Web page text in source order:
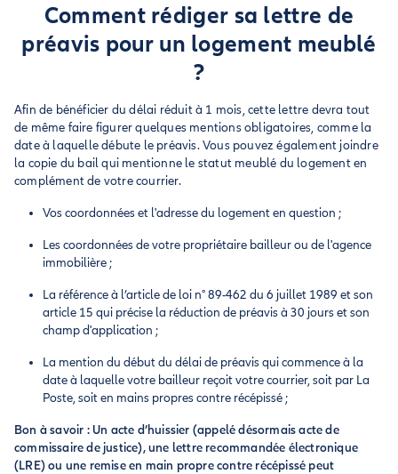
Comment rédiger sa lettre de
préavis pour un logement meublé
?
Afin de bénéficier du délai réduit à 1 mois, cette lettre devra tout
de même faire figurer quelques mentions obligatoires, comme la
date à laquelle débute le préavis. Vous pouvez également joindre
la copie du bail qui mentionne le statut meublé du logement en
complément de votre courrier.
Vos coordonnées et l'adresse du logement en question ;
Les coordonnées de votre propriétaire bailleur ou de l'agence
immobilière ;
La référence à l’article de loi n° 89-462 du 6 juillet 1989 et son
article 15 qui précise la réduction de préavis à 30 jours et son
champ d'application ;
La mention du début du délai de préavis qui commence à la
date à laquelle votre bailleur reçoit votre courrier, soit par La
Poste, soit en mains propres contre récépissé ;
Bon à savoir : Un acte d’huissier (appelé désormais acte de
commissaire de justice), une lettre recommandée électronique
(LRE) ou une remise en main propre contre récépissé peut